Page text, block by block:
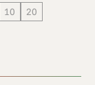
10 20